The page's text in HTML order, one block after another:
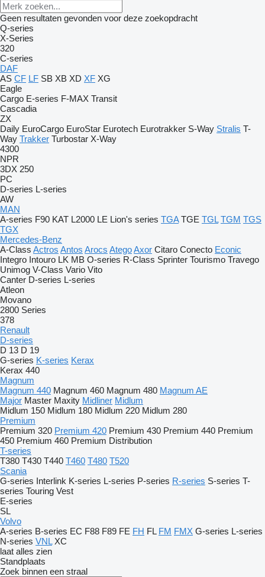
Geen resultaten gevonden voor deze zoekopdracht
Q-series
X-Series
320
C-series
DAF
AS CF LF SB XB XD XF XG
Eagle
Cargo E-series F-MAX Transit
Cascadia
ZX
Daily EuroCargo EuroStar Eurotech Eurotrakker S-Way Stralis T-
Way Trakker Turbostar X-Way
4300
NPR
3DX 250
PC
D-series L-series
AW
MAN
A-series F90 KAT L2000 LE Lion's series TGA TGE TGL TGM TGS
TGX
Mercedes-Benz
A-Class Actros Antos Arocs AtegoAxor Citaro Conecto Econic
Integro Intouro LK MB O-series R-Class Sprinter Tourismo Travego
Unimog V-Class Vario Vito
Canter D-series L-series
Atleon
Movano
2800 Series
378
Renault
D-series
D 13 D 19
G-series K-series Kerax
Kerax 440
Magnum
Magnum 440 Magnum 460 Magnum 480 Magnum AE
Major Master Maxity Midliner Midlum
Midlum 150 Midlum 180 Midlum 220 Midlum 280
Premium
Premium 320 Premium 420 Premium 430 Premium 440 Premium
450 Premium 460 Premium Distribution
T-series
T380 T430 T440 T460 T480 T520
Scania
G-series Interlink K-series L-series P-series R-series S-series T-
series Touring Vest
E-series
SL
Volvo
A-series B-series EC F88 F89 FE FH FL FM FMX G-series L-series
N-series VNL XC
laat alles zien
Standplaats
Zoek binnen een straal